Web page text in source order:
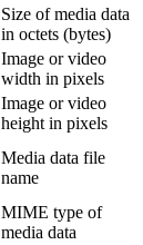
Size of media data
in octets (bytes)
Image or video
width in pixels
Image or video
height in pixels
Media data file
name
MIME type of
media data